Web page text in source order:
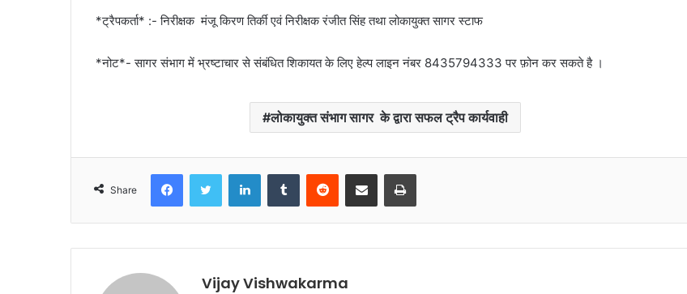
*ट्रैपकर्ता* :- निरीक्षक मंजू किरण तिर्की एवं निरीक्षक रंजीत सिंह तथा लोकायुक्त सागर स्टाफ
*नोट*- सागर संभाग में भ्रष्टाचार से संबंधित शिकायत के लिए हेल्प लाइन नंबर 8435794333 पर फ़ोन कर सकते है ।
लोकायुक्त संभाग सागर के द्वारा सफल ट्रैप कार्यवाही
Share
FacebookTwitter LinkedInTumblr Reddit Share via Email Print
Vijay Vishwakarma